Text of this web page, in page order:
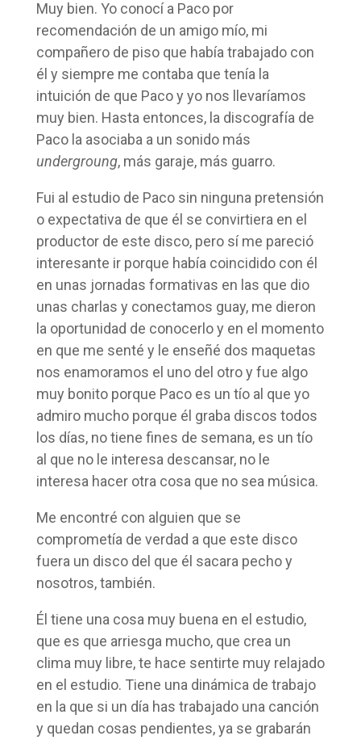
Muy bien. Yo conocí a Paco por
recomendación de un amigo mío, mi
compañero de piso que había trabajado con
él y siempre me contaba que tenía la
intuición de que Paco y yo nos llevaríamos
muy bien. Hasta entonces, la discografía de
Paco la asociaba a un sonido más
undergroung, más garaje, más guarro.
Fui al estudio de Paco sin ninguna pretensión
o expectativa de que él se convirtiera en el
productor de este disco, pero sí me pareció
interesante ir porque había coincidido con él
en unas jornadas formativas en las que dio
unas charlas y conectamos guay, me dieron
la oportunidad de conocerlo y en el momento
en que me senté y le enseñé dos maquetas
nos enamoramos el uno del otro y fue algo
muy bonito porque Paco es un tío al que yo
admiro mucho porque él graba discos todos
los días, no tiene fines de semana, es un tío
al que no le interesa descansar, no le
interesa hacer otra cosa que no sea música.
Me encontré con alguien que se
comprometía de verdad a que este disco
fuera un disco del que él sacara pecho y
nosotros, también.
Él tiene una cosa muy buena en el estudio,
que es que arriesga mucho, que crea un
clima muy libre, te hace sentirte muy relajado
en el estudio. Tiene una dinámica de trabajo
en la que si un día has trabajado una canción
y quedan cosas pendientes, ya se grabarán